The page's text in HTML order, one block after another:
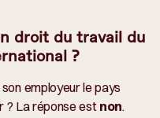
droit du travail du
?
employeur le pays
? La réponse estnon.